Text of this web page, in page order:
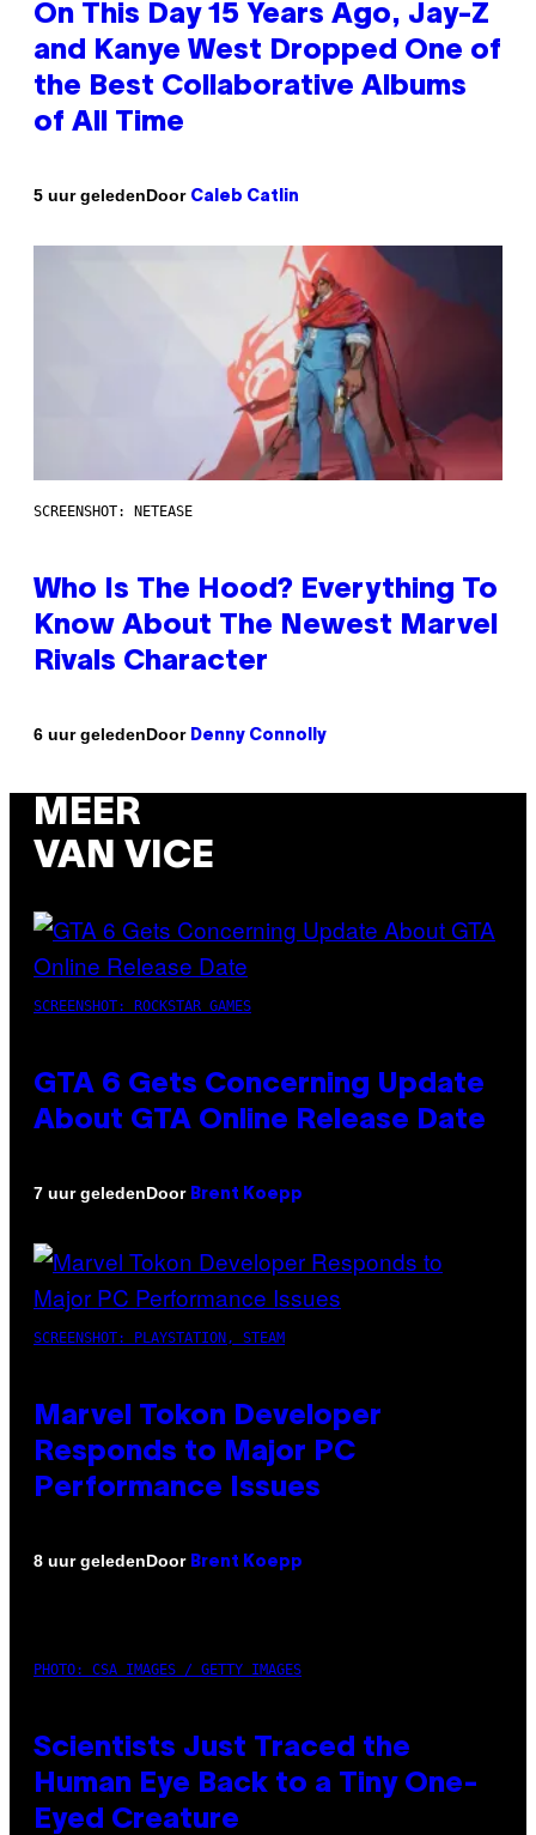
On This Day 15 Years Ago, Jay-Z
and Kanye West Dropped One of
the Best Collaborative Albums
of All Time
5 uur geledenDoor Caleb Catlin
SCREENSHOT: NETEASE
Who Is The Hood? Everything To
Know About The Newest Marvel
Rivals Character
6 uur geledenDoor Denny Connolly
MEER
VAN VICE
SCREENSHOT: ROCKSTAR GAMES
GTA 6 Gets Concerning Update
About GTA Online Release Date
7 uur geledenDoor Brent Koepp
SCREENSHOT: PLAYSTATION, STEAM
Marvel Tokon Developer
Responds to Major PC
Performance Issues
8 uur geledenDoor Brent Koepp
PHOTO: CSA IMAGES / GETTY IMAGES
Scientists Just Traced the
Human Eye Back to a Tiny One-
Eyed Creature